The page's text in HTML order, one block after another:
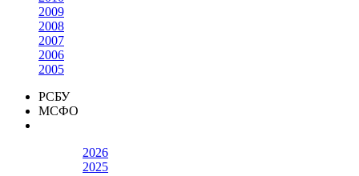
2009
2008
2007
2006
2005
РСБУ
МСФО
2026
2025